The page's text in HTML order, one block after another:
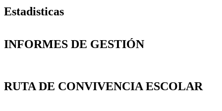
Estadisticas
INFORMES DE GESTIÓN
RUTA DE CONVIVENCIA ESCOLAR